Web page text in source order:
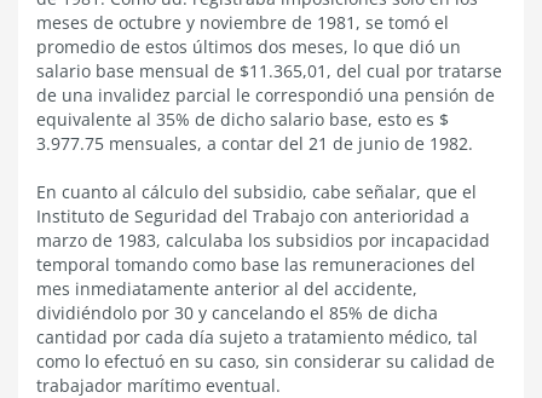
meses de octubre y noviembre de 1981, se tomó el
promedio de estos últimos dos meses, lo que dió un
salario base mensual de $11.365,01, del cual por tratarse
de una invalidez parcial le correspondió una pensión de
equivalente al 35% de dicho salario base, esto es $
3.977.75 mensuales, a contar del 21 de junio de 1982.
En cuanto al cálculo del subsidio, cabe señalar, que el
Instituto de Seguridad del Trabajo con anterioridad a
marzo de 1983, calculaba los subsidios por incapacidad
temporal tomando como base las remuneraciones del
mes inmediatamente anterior al del accidente,
dividiéndolo por 30 y cancelando el 85% de dicha
cantidad por cada día sujeto a tratamiento médico, tal
como lo efectuó en su caso, sin considerar su calidad de
trabajador marítimo eventual.